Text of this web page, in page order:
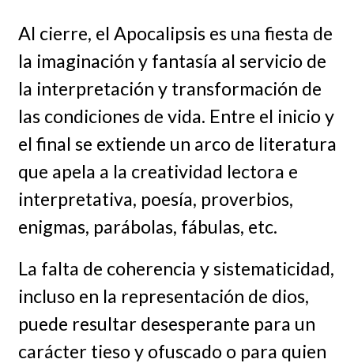
Al cierre, el Apocalipsis es una fiesta de
la imaginación y fantasía al servicio de
la interpretación y transformación de
las condiciones de vida. Entre el inicio y
el final se extiende un arco de literatura
que apela a la creatividad lectora e
interpretativa, poesía, proverbios,
enigmas, parábolas, fábulas, etc.
La falta de coherencia y sistematicidad,
incluso en la representación de dios,
puede resultar desesperante para un
carácter tieso y ofuscado o para quien